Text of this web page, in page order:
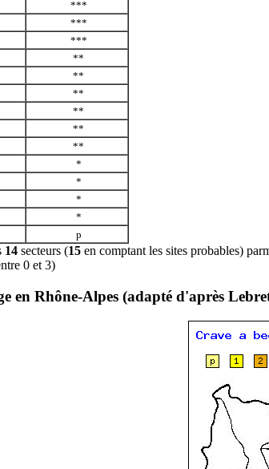
***
***
***
**
**
**
**
**
**
*
*
*
*
p
14 secteurs (15 en comptant les sites probables)
0 et 3)
en Rhône-Alpes (adapté d'après